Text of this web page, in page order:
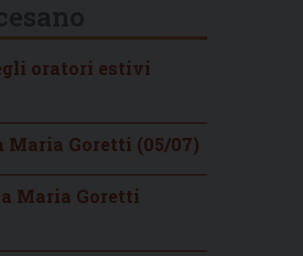
oratori estivi
Maria Goretti (05/07)
Maria Goretti